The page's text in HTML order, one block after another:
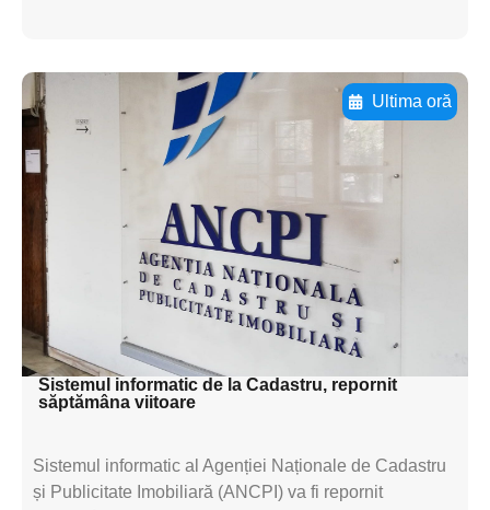
Ultima oră
Adaugă aici textul pentru
subtitluAdaugă aici
textul pentru
subtitluAdaugă aici
textul pentru
subtitluAdaugă aici
textul pentru subti
Sistemul informatic de la Cadastru, repornit
săptămâna viitoare
Sistemul informatic al Agenției Naționale de Cadastru
și Publicitate Imobiliară (ANCPI) va fi repornit